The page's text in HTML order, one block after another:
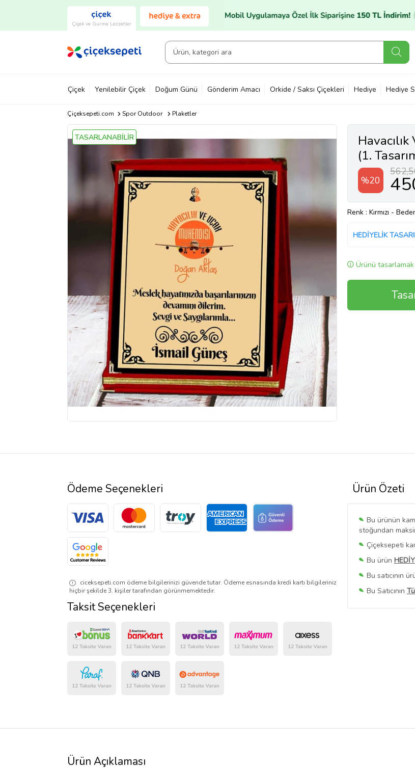
Çiçek ve Gurme Lezzetler
Çiçek Yenilebilir Çiçek Doğum Günü Gönderim Amacı Orkide / Saksı Çiçekleri Hediye Hediye
Çiçeksepeti.com Spor Outdoor Plaketler
TASARLANABİLİR
(1.
%20
Renk : Kırmızı -
HEDİYELİK
Ürünü
Ürün Özeti
Bu ürünün
stoğundan
Çiçeksepeti
Bu ürün
Bu satıcının
Bu Satıcının
Ürün
Ödeme Seçenekleri
ciceksepeti.com ödeme bilgilerinizi güvende tutar. Ödeme esnasında kredi kartı bilgileriniz
hiçbir şekilde 3. kişiler tarafından görünmemektedir.
Taksit Seçenekleri
Ürün Açıklaması